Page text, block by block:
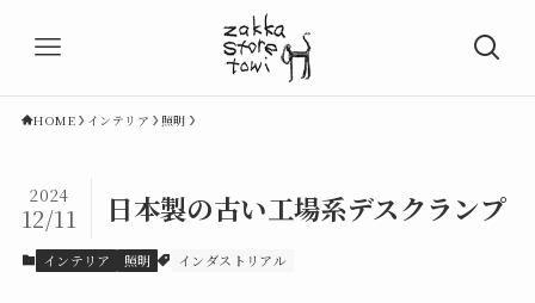
HOME インテリア 照明
日本製の古い工場系デスクランプ
2024
12/11
インテリア 照明 インダストリアル